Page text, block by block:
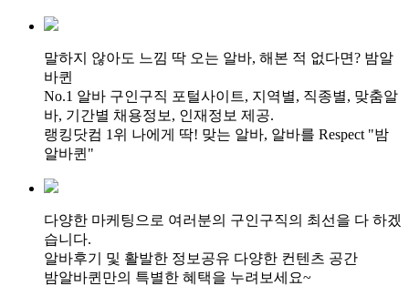
말하지 않아도 느낌 딱 오는 알바, 해본 적 없다면? 밤알
바퀸
No.1 알바 구인구직 포털사이트, 지역별, 직종별, 맞춤알
바, 기간별 채용정보, 인재정보 제공.
랭킹닷컴 1위 나에게 딱! 맞는 알바, 알바를 Respect "밤
알바퀸"
다양한 마케팅으로 여러분의 구인구직의 최선을 다 하겠
습니다.
알바후기 및 활발한 정보공유 다양한 컨텐츠 공간
밤알바퀸만의 특별한 혜택을 누려보세요~